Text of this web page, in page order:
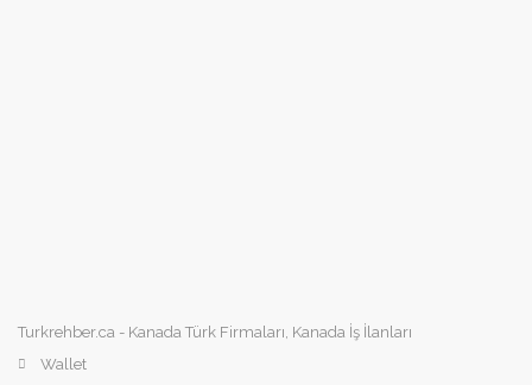
Turkrehber.ca - Kanada Türk Firmaları, Kanada İş İlanları
Wallet